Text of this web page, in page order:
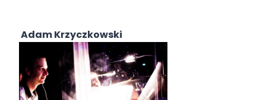
Adam Krzyczkowski